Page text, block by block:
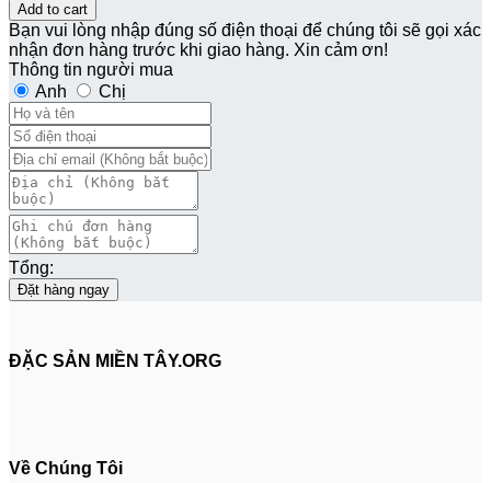
Add to cart
Bạn vui lòng nhập đúng số điện thoại để chúng tôi sẽ gọi xác
nhận đơn hàng trước khi giao hàng. Xin cảm ơn!
Thông tin người mua
Anh
Chị
Tổng:
Đặt hàng ngay
ĐẶC SẢN MIỀN TÂY.ORG
Về Chúng Tôi